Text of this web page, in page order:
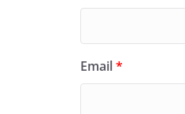
Email*